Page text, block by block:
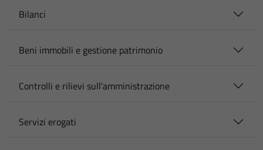
Bilanci
Beni immobili e gestione patrimonio
Controlli e rilievi sull'amministrazione
Servizi erogati